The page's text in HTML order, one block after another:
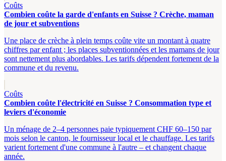
Coûts
Combien coûte la garde d'enfants en Suisse ? Crèche, maman
de jour et subventions
Une place de crèche à plein temps coûte vite un montant à quatre
chiffres par enfant ; les places subventionnées et les mamans de jour
sont nettement plus abordables. Les tarifs dépendent fortement de la
commune et du revenu.
Coûts
Combien coûte l'électricité en Suisse ? Consommation type et
leviers d'économie
Un ménage de 2–4 personnes paie typiquement CHF 60–150 par
mois selon le canton, le fournisseur local et le chauffage. Les tarifs
varient fortement d'une commune à l'autre – et changent chaque
année.